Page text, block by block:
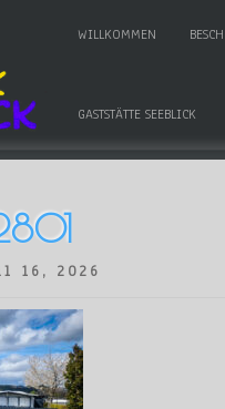
WILLKOMMEN
GASTSTÄTTE SEEBLICK
16, 2026